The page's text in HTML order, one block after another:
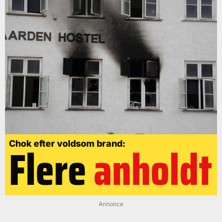
Chok efter voldsom brand:
Flereanholdt
Annonce